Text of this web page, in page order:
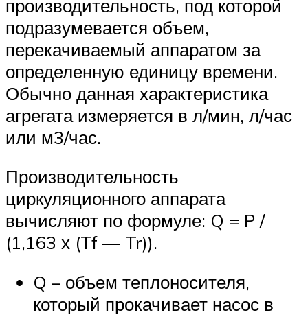
производительность, под которой
подразумевается объем,
перекачиваемый аппаратом за
определенную единицу времени.
Обычно данная характеристика
агрегата измеряется в л/мин, л/час
или м3/час.
Производительность
циркуляционного аппарата
вычисляют по формуле: Q = P /
(1,163 х (Tf — Tr)).
Q – объем теплоносителя,
который прокачивает насос в